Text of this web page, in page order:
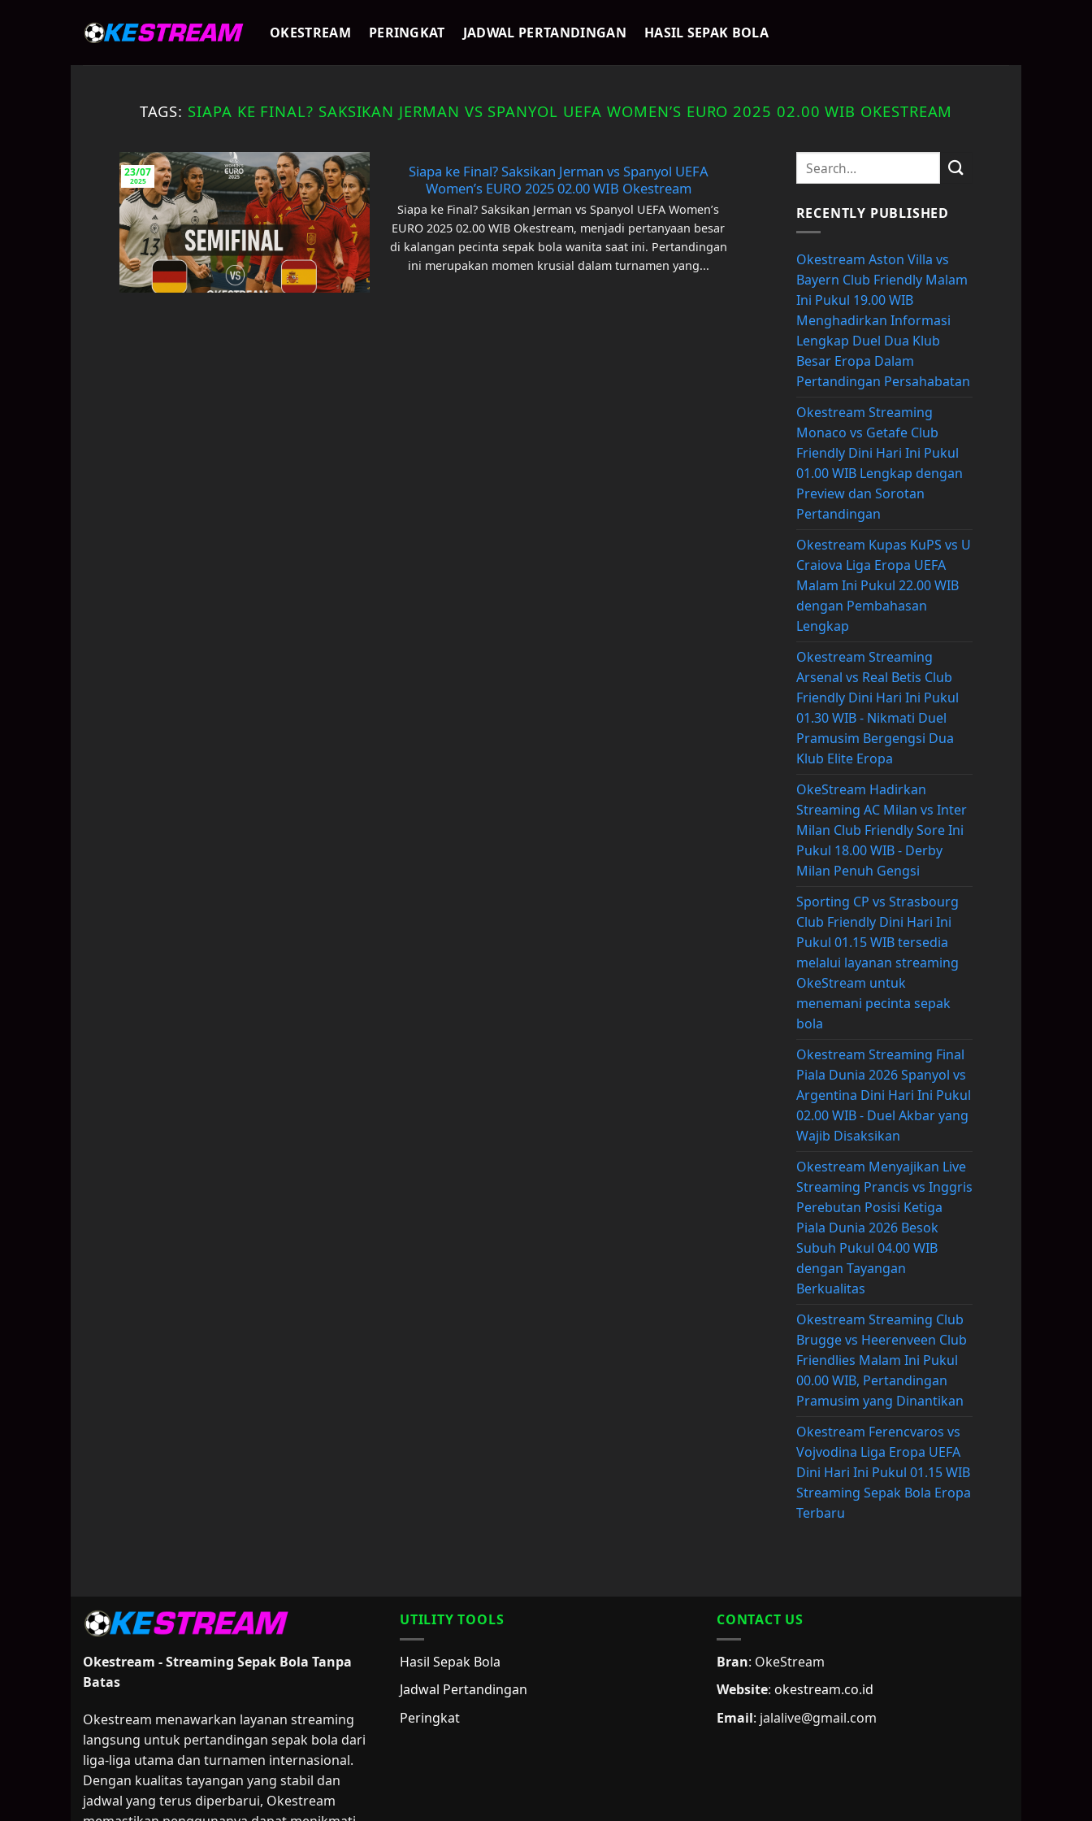
OKESTREAM PERINGKAT JADWAL PERTANDINGAN HASIL SEPAK BOLA
TAGS: SIAPA KE FINAL? SAKSIKAN JERMAN VS SPANYOL UEFA WOMEN’S EURO 2025 02.00 WIB OKESTREAM
Siapa ke Final? Saksikan Jerman vs Spanyol UEFA
Women’s EURO 2025 02.00 WIB Okestream
Siapa ke Final? Saksikan Jerman vs Spanyol UEFA Women’s
EURO 2025 02.00 WIB Okestream, menjadi pertanyaan besar
di kalangan pecinta sepak bola wanita saat ini. Pertandingan
ini merupakan momen krusial dalam turnamen yang...
23/07
2025
RECENTLY PUBLISHED
Okestream Aston Villa vs
Bayern Club Friendly Malam
Ini Pukul 19.00 WIB
Menghadirkan Informasi
Lengkap Duel Dua Klub
Besar Eropa Dalam
Pertandingan Persahabatan
Okestream Streaming
Monaco vs Getafe Club
Friendly Dini Hari Ini Pukul
01.00 WIB Lengkap dengan
Preview dan Sorotan
Pertandingan
Okestream Kupas KuPS vs U
Craiova Liga Eropa UEFA
Malam Ini Pukul 22.00 WIB
dengan Pembahasan
Lengkap
Okestream Streaming
Arsenal vs Real Betis Club
Friendly Dini Hari Ini Pukul
01.30 WIB - Nikmati Duel
Pramusim Bergengsi Dua
Klub Elite Eropa
OkeStream Hadirkan
Streaming AC Milan vs Inter
Milan Club Friendly Sore Ini
Pukul 18.00 WIB - Derby
Milan Penuh Gengsi
Sporting CP vs Strasbourg
Club Friendly Dini Hari Ini
Pukul 01.15 WIB tersedia
melalui layanan streaming
OkeStream untuk
menemani pecinta sepak
bola
Okestream Streaming Final
Piala Dunia 2026 Spanyol vs
Argentina Dini Hari Ini Pukul
02.00 WIB - Duel Akbar yang
Wajib Disaksikan
Okestream Menyajikan Live
Streaming Prancis vs Inggris
Perebutan Posisi Ketiga
Piala Dunia 2026 Besok
Subuh Pukul 04.00 WIB
dengan Tayangan
Berkualitas
Okestream Streaming Club
Brugge vs Heerenveen Club
Friendlies Malam Ini Pukul
00.00 WIB, Pertandingan
Pramusim yang Dinantikan
Okestream Ferencvaros vs
Vojvodina Liga Eropa UEFA
Dini Hari Ini Pukul 01.15 WIB
Streaming Sepak Bola Eropa
Terbaru
Okestream - Streaming Sepak Bola Tanpa
Batas
Okestream menawarkan layanan streaming
langsung untuk pertandingan sepak bola dari
liga-liga utama dan turnamen internasional.
Dengan kualitas tayangan yang stabil dan
jadwal yang terus diperbarui, Okestream
UTILITY TOOLS
Hasil Sepak Bola
Jadwal Pertandingan
Peringkat
CONTACT US
Bran: OkeStream
Website: okestream.co.id
Email: jalalive@gmail.com